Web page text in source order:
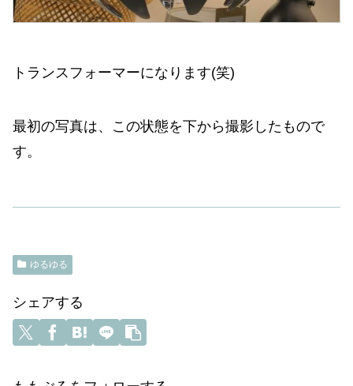
トランスフォーマーになります(笑)
最初の写真は、この状態を下から撮影したもので
す。
ゆるゆる
シェアする